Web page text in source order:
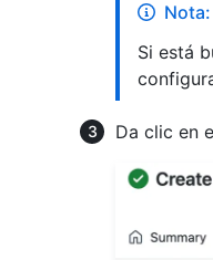
Nota:
Si está
Da clic en